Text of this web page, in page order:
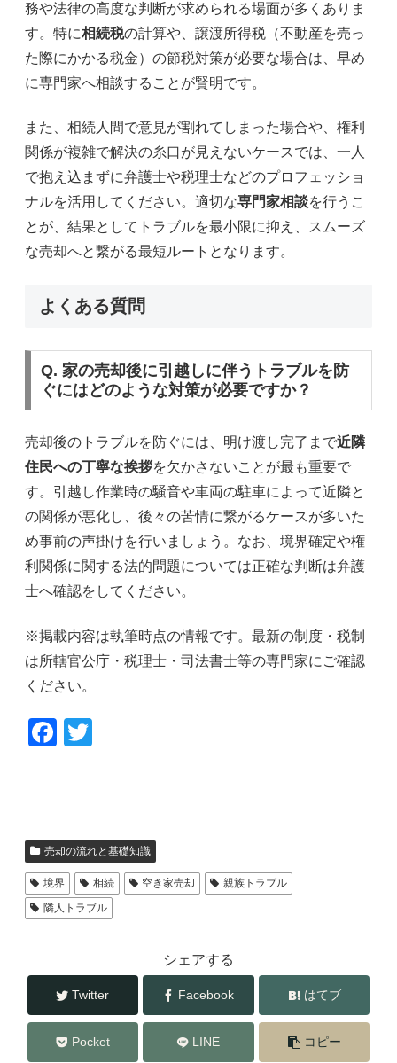
務や法律の高度な判断が求められる場面が多くありま
す。特に相続税の計算や、譲渡所得税（不動産を売っ
た際にかかる税金）の節税対策が必要な場合は、早め
に専門家へ相談することが賢明です。
また、相続人間で意見が割れてしまった場合や、権利
関係が複雑で解決の糸口が見えないケースでは、一人
で抱え込まずに弁護士や税理士などのプロフェッショ
ナルを活用してください。適切な専門家相談を行うこ
とが、結果としてトラブルを最小限に抑え、スムーズ
な売却へと繋がる最短ルートとなります。
よくある質問
Q. 家の売却後に引越しに伴うトラブルを防
ぐにはどのような対策が必要ですか？
売却後のトラブルを防ぐには、明け渡し完了まで近隣
住民への丁寧な挨拶を欠かさないことが最も重要で
す。引越し作業時の騒音や車両の駐車によって近隣と
の関係が悪化し、後々の苦情に繋がるケースが多いた
め事前の声掛けを行いましょう。なお、境界確定や権
利関係に関する法的問題については正確な判断は弁護
士へ確認をしてください。
※掲載内容は執筆時点の情報です。最新の制度・税制
は所轄官公庁・税理士・司法書士等の専門家にご確認
ください。
F
b
o
o
売却の流れと基礎知識
境界 相続 空き家売却
親族トラブル
隣人トラブル
シェアする
Twitter Facebook はてブ
Pocket LINE コピー